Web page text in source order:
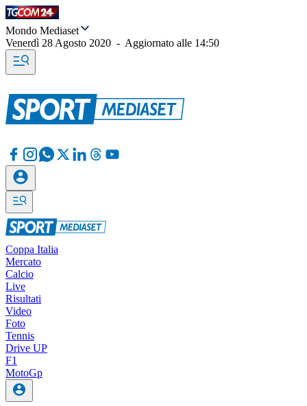
Mondo Mediaset
Venerdì 28 Agosto 2020 - Aggiornato alle 14:50
Coppa Italia
Mercato
Calcio
Live
Risultati
Video
Foto
Tennis
Drive UP
F1
MotoGp